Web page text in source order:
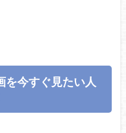
を今すぐ見たい人